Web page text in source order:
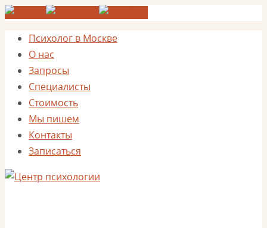
Психолог в Москве
О нас
Запросы
Специалисты
Стоимость
Мы пишем
Контакты
Записаться